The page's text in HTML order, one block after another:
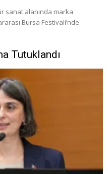
sanat alanında marka
Bursa Festivali’nde
Tutuklandı